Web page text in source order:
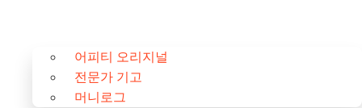
어피티 오리지널
전문가 기고
머니로그